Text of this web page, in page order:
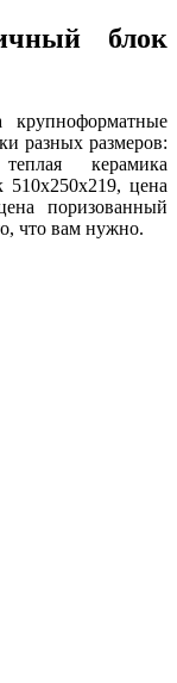
блок
разных размеров:
керамика
510х250х219, цена
поризованный
что вам нужно.